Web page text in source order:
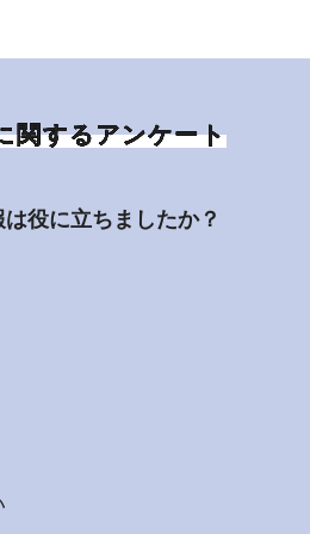
関するアンケート
役に立ちましたか？